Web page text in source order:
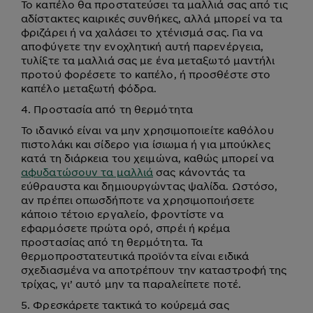
Το καπέλο θα προστατεύσει τα μαλλιά σας από τις
αδίστακτες καιρικές συνθήκες, αλλά μπορεί να τα
φριζάρει ή να χαλάσει το χτένισμά σας. Για να
αποφύγετε την ενοχλητική αυτή παρενέργεια,
τυλίξτε τα μαλλιά σας με ένα μεταξωτό μαντήλι
προτού φορέσετε το καπέλο, ή προσθέστε στο
καπέλο μεταξωτή φόδρα.
4. Προστασία από τη θερμότητα
Το ιδανικό είναι να μην χρησιμοποιείτε καθόλου
πιστολάκι και σίδερο για ίσιωμα ή για μπούκλες
κατά τη διάρκεια του χειμώνα, καθώς μπορεί να
αφυδατώσουν τα μαλλιά σας κάνοντάς τα
εύθραυστα και δημιουργώντας ψαλίδα. Ωστόσο,
αν πρέπει οπωσδήποτε να χρησιμοποιήσετε
κάποιο τέτοιο εργαλείο, φροντίστε να
εφαρμόσετε πρώτα ορό, σπρέι ή κρέμα
προστασίας από τη θερμότητα. Τα
θερμοπροστατευτικά προϊόντα είναι ειδικά
σχεδιασμένα να αποτρέπουν την καταστροφή της
τρίχας, γι’ αυτό μην τα παραλείπετε ποτέ.
5. Φρεσκάρετε τακτικά το κούρεμά σας